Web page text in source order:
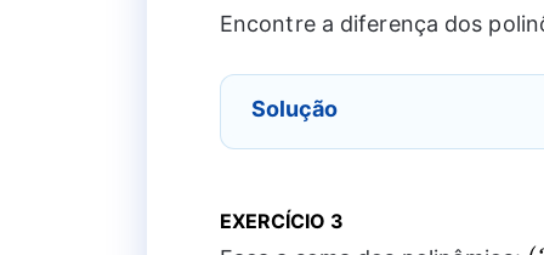
Encontre a diferença dos
Solução
EXERCÍCIO 3